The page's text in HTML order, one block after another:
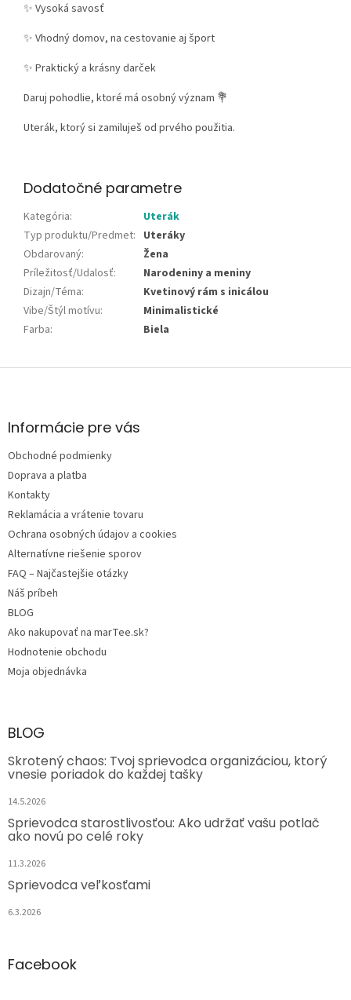
✨ Vysoká savosť
✨ Vhodný domov, na cestovanie aj šport
✨ Praktický a krásny darček
Daruj pohodlie, ktoré má osobný význam 💐
Uterák, ktorý si zamiluješ od prvého použitia.
Dodatočné parametre
Kategória:
Uterák
Typ produktu/Predmet: Uteráky
Obdarovaný:
Žena
Príležitosť/Udalosť:
Narodeniny a meniny
Dizajn/Téma:
Kvetinový rám s inicálou
Vibe/Štýl motívu:
Minimalistické
Farba: Biela
Z
ä
e
Informácie pre vás
Obchodné podmienky
Doprava a platba
Kontakty
Reklamácia a vrátenie tovaru
Ochrana osobných údajov a cookies
Alternatívne riešenie sporov
FAQ – Najčastejšie otázky
Náš príbeh
BLOG
Ako nakupovať na marTee.sk?
Hodnotenie obchodu
Moja objednávka
BLOG
Skrotený chaos: Tvoj sprievodca organizáciou, ktorý
vnesie poriadok do každej tašky
14.5.2026
Sprievodca starostlivosťou: Ako udržať vašu potlač
ako novú po celé roky
11.3.2026
Sprievodca veľkosťami
6.3.2026
Facebook